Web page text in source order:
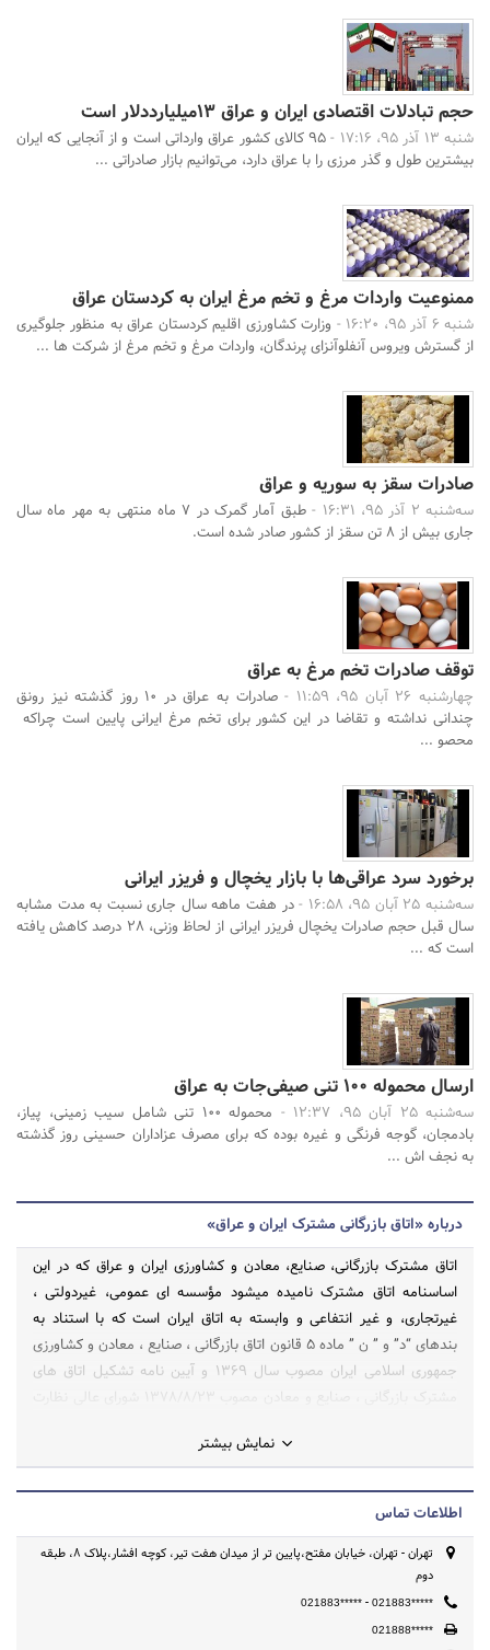
حجم تبادلات اقتصادی ایران و عراق 13میلیارددلار است
شنبه 13 آذر 95، 17:16 -
95 کالای کشور عراق وارداتی است و از آنجایی که ایران
بیشترین طول و گذر مرزی را با عراق دارد، می‌توانیم بازار صادراتی ...
ممنوعیت واردات مرغ و تخم مرغ ایران به کردستان عراق
شنبه 6 آذر 95، 16:20 -
وزارت کشاورزی اقلیم کردستان عراق به منظور جلوگیری
از گسترش ویروس آنفلوآنزای پرندگان، واردات مرغ و تخم مرغ از شرکت ها ...
صادرات سقز به سوریه و عراق
سه‌شنبه 2 آذر 95، 16:31 -
طبق آمار گمرک در 7 ماه منتهی به مهر ماه سال
جاری بیش از 8 تن سقز از کشور صادر شده است.
توقف صادرات تخم مرغ به عراق
چهارشنبه 26 آبان 95، 11:59 -
صادرات به عراق در 10 روز گذشته نیز رونق
چندانی نداشته و تقاضا در این کشور برای تخم مرغ ایرانی پایین است چراکه ‌
محصو ...
برخورد سرد عراقی‌ها با بازار یخچال و فریزر ایرانی
سه‌شنبه 25 آبان 95، 16:58 -
در هفت ماهه سال جاری نسبت به مدت مشابه
سال قبل حجم صادرات یخچال فریزر ایرانی از لحاظ وزنی، 28 درصد کاهش یافته
است که ...
ارسال محموله 100 تنی صیفی‌جات به عراق
سه‌شنبه 25 آبان 95، 12:37 -
محموله 100 تنی شامل سیب زمینی، پیاز،
بادمجان، گوجه فرنگی و غیره بوده که برای مصرف عزاداران حسینی روز گذشته
به نجف اش ...
درباره «اتاق بازرگانی مشترک ایران و عراق»
اتاق مشترک بازرگانی، صنایع، معادن و کشاورزی ایران و عراق که در این
اساسنامه اتاق مشترک نامیده میشود مؤسسه ای عمومی، غیردولتی ،
غیرتجاری، و غیر انتفاعی و وابسته به اتاق ایران است که با استناد به
بندهای “د” و ” ن ” ماده 5 قانون اتاق بازرگانی ، صنایع ، معادن و کشاورزی
جمهوری اسلامی ایران مصوب سال 1369 و آیین نامه تشکیل اتاق های
ایران طبق این اساسنامه صرفاً برای توسعه روابط اقتصادی در تمام بخشهای
گذاری های دوجانبه بین ایران و عراق تأسیس یافته است.
نمایش بیشتر
اطلاعات تماس
تهران - تهران، خیابان مفتح،پایین تر از میدان هفت تیر، کوچه افشار،پلاک 8، طبقه
دوم
021883***** - 021883*****
021888*****